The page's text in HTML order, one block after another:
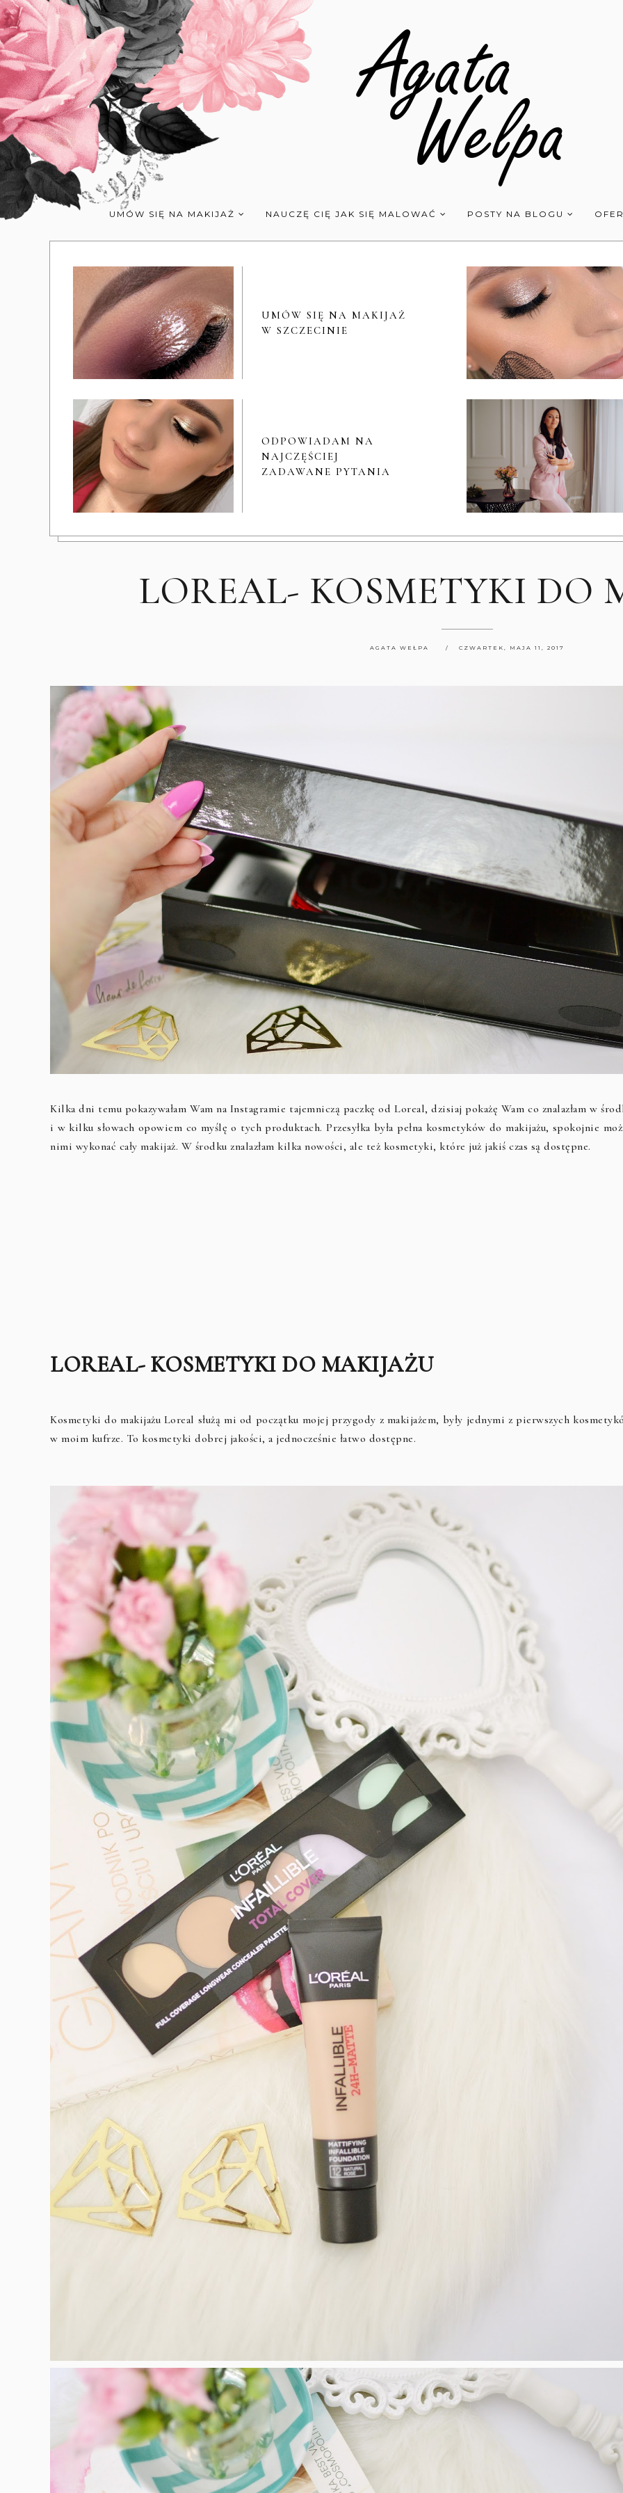
UMÓW SIĘ NA MAKIJAŻ NAUCZĘ CIĘ JAK SIĘ MALOWAĆ POSTY NA BLOGU
UMÓW SIĘ NA MAKIJAŻ
W SZCZECINIE
ODPOWIADAM NA
NAJCZĘŚCIEJ
ZADAWANE PYTANIA
LOREAL- KOSMETYKI DO
AGATA WEŁPA CZWARTEK, MAJA 11, 2017
Kilka dni temu pokazywałam Wam na Instagramie tajemniczą paczkę od Loreal, dzisiaj pokażę Wam co znalazłam w
i w kilku słowach opowiem co myślę o tych produktach. Przesyłka była pełna kosmetyków do makijażu, spokojnie
nimi wykonać cały makijaż. W środku znalazłam kilka nowości, ale też kosmetyki, które już jakiś czas są dostępne.
LOREAL- KOSMETYKI DO MAKIJAŻU
Kosmetyki do makijażu Loreal służą mi od początku mojej przygody z makijażem, były jednymi z pierwszych
w moim kufrze. To kosmetyki dobrej jakości, a jednocześnie łatwo dostępne.